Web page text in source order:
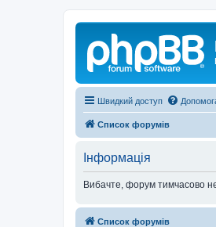
Швидкий доступ
Список форумів
Інформація
Вибачте, форум тимчасово
Список форумів